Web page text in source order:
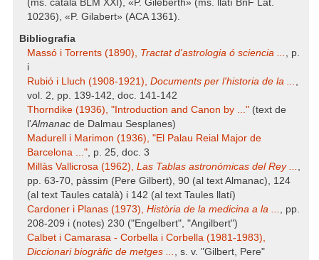
(ms. català BLM XXI), «P. Gileberth» (ms. llatí BnF Lat.
10236), «P. Gilabert» (ACA 1361).
Bibliografia
Massó i Torrents (1890), Tractat d'astrologia ó sciencia ... , p.
i
Rubió i Lluch (1908-1921), Documents per l'historia de la ... ,
vol. 2, pp. 139-142, doc. 141-142
Thorndike (1936), "Introduction and Canon by ..." (text de
l'Almanac de Dalmau Sesplanes)
Madurell i Marimon (1936), "El Palau Reial Major de
Barcelona ...", p. 25, doc. 3
Millàs Vallicrosa (1962), Las Tablas astronómicas del Rey ... ,
pp. 63-70, pàssim (Pere Gilbert), 90 (al text Almanac), 124
(al text Taules català) i 142 (al text Taules llatí)
Cardoner i Planas (1973), Història de la medicina a la ... , pp.
208-209 i (notes) 230 ("Engelbert", "Angilbert")
Calbet i Camarasa - Corbella i Corbella (1981-1983),
Diccionari biogràfic de metges ... , s. v. "Gilbert, Pere"